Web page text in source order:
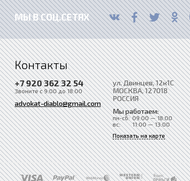
МЫ В СОЦ.СЕТЯХ
Контакты
+7 920 362 32 54
Звоните с 9:00 до 18:00
advokat-diablo@gmail.com
ул. Двинцев, 12к1С
МОСКВА, 127018
РОССИЯ
Мы работаем:
пн-сб: 09:00 — 18:00
вс:
11:00 — 13:00
Показать на карте